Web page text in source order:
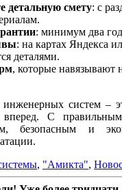
детальную смету: с
: минимум два
: на картах Яндекса
деталями.
, которые навязывают
систем –
С
безопасным и
, "Амикта",